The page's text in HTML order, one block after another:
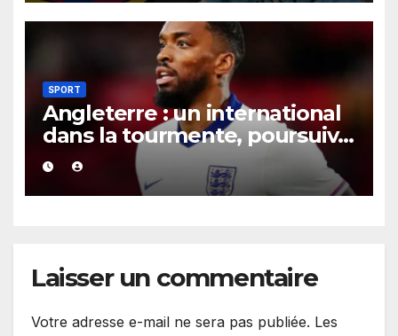
SPORT
Angleterre : un international
dans la tourmente, poursuivi
après une présumée
agression survenue en boîte
de nuit.
Laisser un commentaire
Votre adresse e-mail ne sera pas publiée. Les